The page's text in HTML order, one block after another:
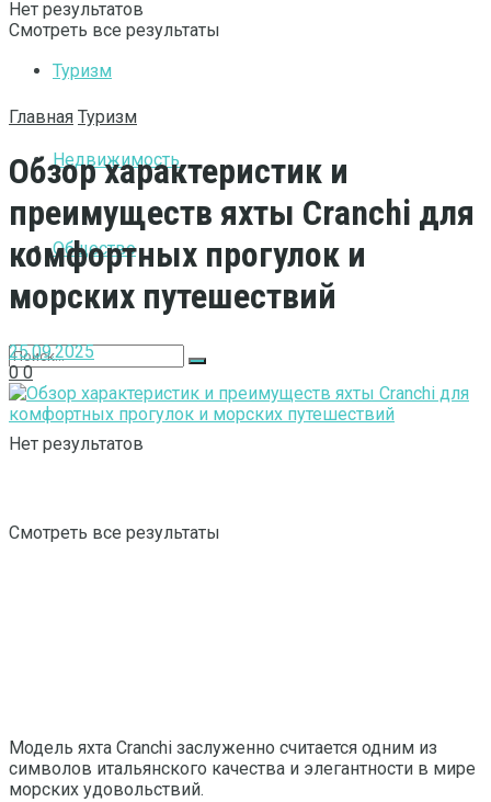
Туризм
Недвижимость
Общество
Нет результатов
Смотреть все результаты
Нет результатов
Смотреть все результаты
Главная Туризм
Обзор характеристик и
преимуществ яхты Cranchi для
комфортных прогулок и
морских путешествий
25.09.2025
0 0
Модель яхта Cranchi заслуженно считается одним из
символов итальянского качества и элегантности в мире
морских удовольствий.